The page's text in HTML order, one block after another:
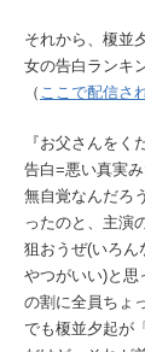
それから、榎並
女の告白ランキ
（ ここで配信さ
『お父さんを
告白=悪い真実
無自覚なんだろ
ったのと、主演
狙おうぜ(いろん
やつがいい)と思
の割に全員ちょ
でも榎並夕起が